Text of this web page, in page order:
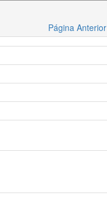
Página Anterior